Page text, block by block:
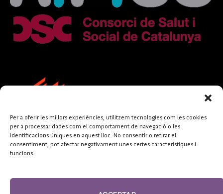
Per a oferir les millors experiències, utilitzem tecnologies com les cookies
per a processar dades com el comportament de navegació o les
identificacions úniques en aquest lloc. No consentir o retirar el
consentiment, pot afectar negativament unes certes característiques i
funcions.
FUNDACIÓ